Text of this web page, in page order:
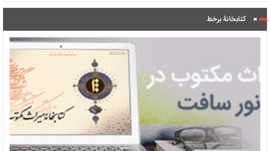
کتابخانۀ برخط